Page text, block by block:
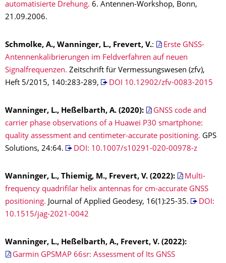
automatisierte Drehung. 6. Antennen-Workshop, Bonn,
21.09.2006.
Schmolke, A., Wanninger, L., Frevert, V.:
Erste GNSS-
Antennenkalibrierungen im Feldverfahren auf neuen
Signalfrequenzen. Zeitschrift für Vermessungswesen (zfv),
Heft 5/2015, 140:283-289,
DOI 10.12902/zfv-0083-2015
Wanninger, L., Heßelbarth, A. (2020):
GNSS code and
carrier phase observations of a Huawei P30 smartphone:
quality assessment and centimeter‑accurate positioning. GPS
Solutions, 24:64.
DOI: 10.1007/s10291-020-00978-z
Wanninger, L., Thiemig, M., Frevert, V. (2022):
Multi-
frequency quadrifilar helix antennas for cm-accurate GNSS
positioning. Journal of Applied Geodesy, 16(1):25-35.
DOI:
10.1515/jag-2021-0042
Wanninger, L., Heßelbarth, A., Frevert, V. (2022):
Garmin GPSMAP 66sr: Assessment of Its GNSS